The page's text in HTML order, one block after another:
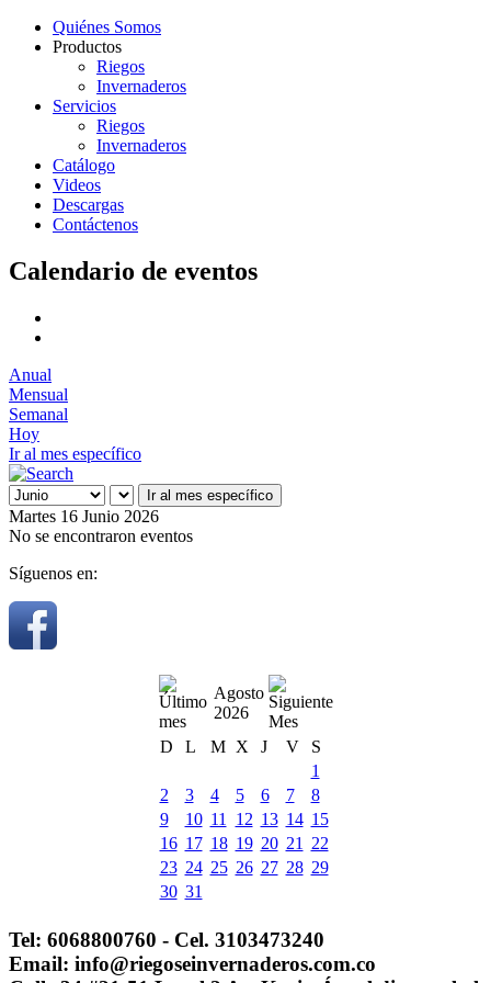
Quiénes Somos
Productos
Riegos
Invernaderos
Servicios
Riegos
Invernaderos
Catálogo
Videos
Descargas
Contáctenos
Calendario de eventos
Anual
Mensual
Semanal
Hoy
Ir al mes específico
Ir al mes específico
Martes 16 Junio 2026
No se encontraron eventos
Síguenos en:
Agosto
2026
D
L M X J V
S
1
2
3 4 5 6 7
8
9
10 11 12 13 14 15
16 17 18 19 20 21
22
23 24 25 26 27 28 29
30 31
Tel: 6068800760 - Cel. 3103473240
Email: info@riegoseinvernaderos.com.co